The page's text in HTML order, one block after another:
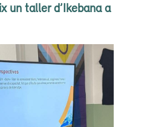
un taller d’Ikebana a